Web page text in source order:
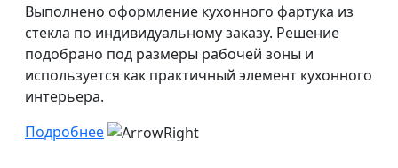
Выполнено оформление кухонного фартука из
стекла по индивидуальному заказу. Решение
подобрано под размеры рабочей зоны и
используется как практичный элемент кухонного
интерьера.
Подробнее